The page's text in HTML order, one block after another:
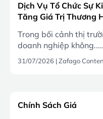
Dịch Vụ Tổ Chức Sự
Tăng Giá Trị Thương
Trong bối cảnh thị
doanh nghiệp
31/07/2026 |Zafago
Chính Sách Giá